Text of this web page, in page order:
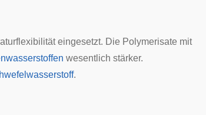
eingesetzt. Die Polymerisate mit
wesentlich stärker.
.